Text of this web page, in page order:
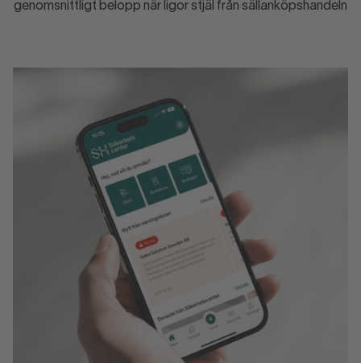
genomsnittligt belopp när ligor stjäl från sällanköpshandeln